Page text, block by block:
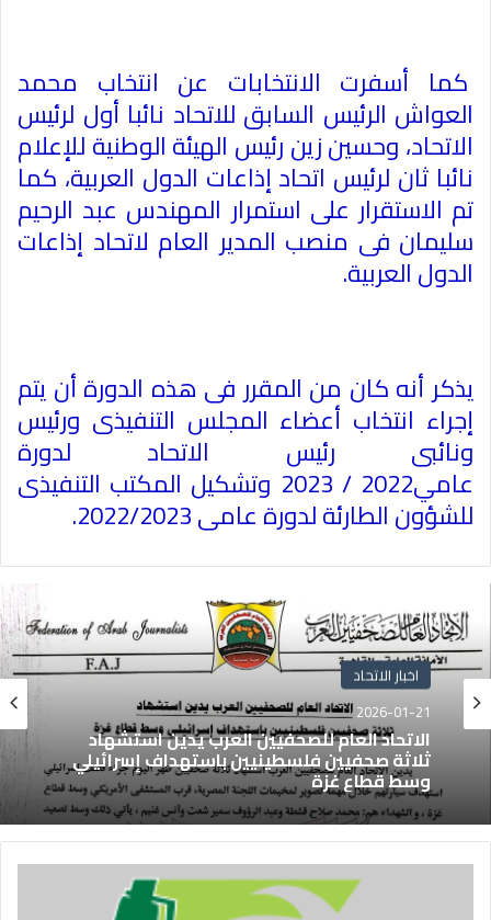
كما أسفرت الانتخابات عن انتخاب محمد
العواش الرئيس السابق للاتحاد نائبا أول لرئيس
الاتحاد، وحسين زين رئيس الهيئة الوطنية للإعلام
نائبا ثان لرئيس اتحاد إذاعات الدول العربية، كما
تم الاستقرار على استمرار المهندس عبد الرحيم
سليمان فى منصب المدير العام لاتحاد إذاعات
الدول العربية.
يذكر أنه كان من المقرر فى هذه الدورة أن يتم
إجراء انتخاب أعضاء المجلس التنفيذى ورئيس
ونائبى رئيس الاتحاد لدورة
عامي2022
‏/‏
2023 وتشكيل المكتب التنفيذى
للشؤون الطارئة لدورة عامى 2022/2023‏.
اخبار الاتحاد
2026-01-21
الاتحاد العام للصحفيين العرب يدين استشهاد
ثلاثة صحفيين فلسطينيين باستهداف إسرائيلي
وسط قطاع غزة